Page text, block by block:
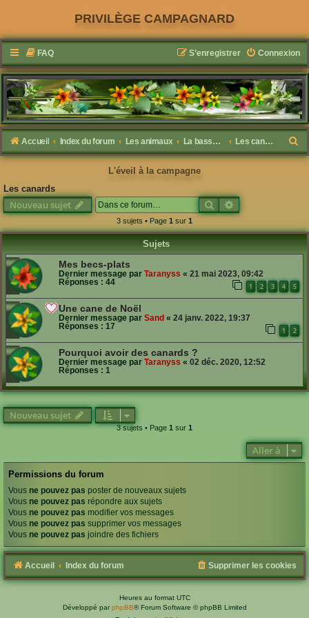
PRIVILÈGE CAMPAGNARD
FAQ Connexion
S’enregistrer
Accueil Index du forum Les animaux La bassecour Les canards
e
r
L'éveil à la campagne
Les canards
Nouveau sujet Rechercher
3 sujets • Page 1 sur 1
Sujets
Mes becs-plats
Dernier message par Taranyss « 21 mai 2023, 09:42
Réponses : 44 1 2 3 4 5
Une cane de Noël
Dernier message par Sand « 24 janv. 2022, 19:37
Réponses : 17 1 2
Pourquoi avoir des canards ?
Dernier message par Taranyss « 02 déc. 2020, 12:52
Réponses : 1
Nouveau sujet
3 sujets • Page 1 sur 1
Aller à
Permissions du forum
Vous ne pouvez pas poster de nouveaux sujets
Vous ne pouvez pas répondre aux sujets
Vous ne pouvez pas modifier vos messages
Vous ne pouvez pas supprimer vos messages
Vous ne pouvez pas joindre des fichiers
Accueil Index du forum Supprimer les cookies
Heures au format UTC
Développé par phpBB® Forum Software © phpBB Limited